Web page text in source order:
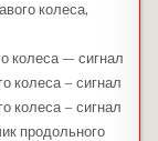
колеса,
колеса — сигнал
колеса – сигнал
колеса – сигнал
продольного